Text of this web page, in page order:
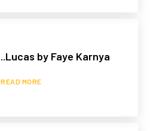
..Lucas by Faye Karnya
READ MORE